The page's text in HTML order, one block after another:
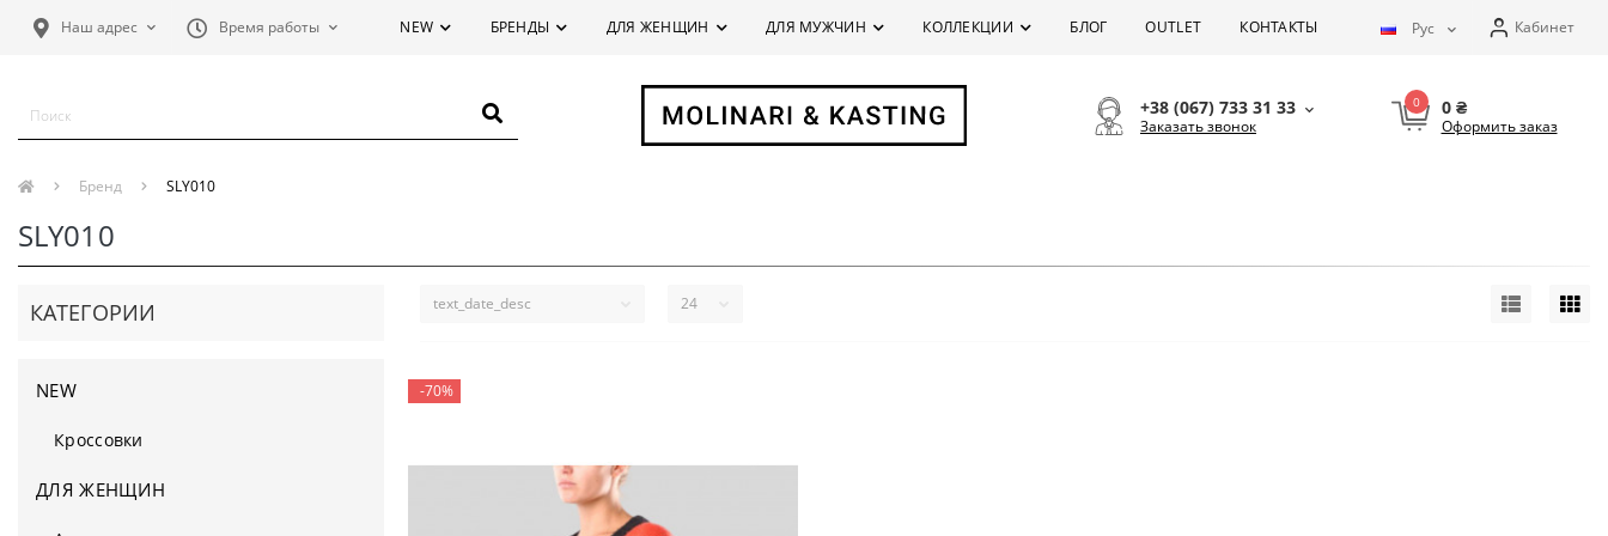
Наш адрес Время работы NEW БРЕНДЫ ДЛЯ ЖЕНЩИН ДЛЯ МУЖЧИН КОЛЛЕКЦИИ БЛОГ OUTLET КОНТАКТЫ Рус Кабинет
+38 (067) 733 31 33
Заказать звонок
0 0 ₴
Оформить заказ
Бренд SLY010
SLY010
КАТЕГОРИИ
NEW
Кроссовки
ДЛЯ ЖЕНЩИН
-70%